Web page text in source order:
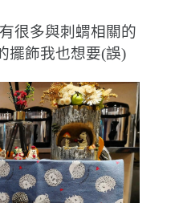
很多與刺蝟相關的
擺飾我也想要(誤)